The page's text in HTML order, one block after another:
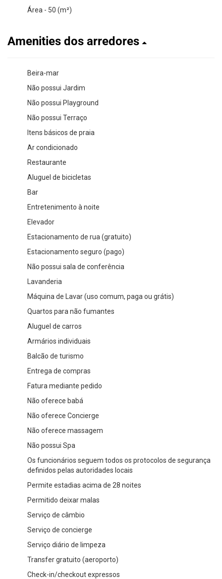
Área - 50 (m²)
Amenities dos arredores
Beira-mar
Não possui Jardim
Não possui Playground
Não possui Terraço
Itens básicos de praia
Ar condicionado
Restaurante
Aluguel de bicicletas
Bar
Entretenimento à noite
Elevador
Estacionamento de rua (gratuito)
Estacionamento seguro (pago)
Não possui sala de conferência
Lavanderia
Máquina de Lavar (uso comum, paga ou grátis)
Quartos para não fumantes
Aluguel de carros
Armários individuais
Balcão de turismo
Entrega de compras
Fatura mediante pedido
Não oferece babá
Não oferece Concierge
Não oferece massagem
Não possui Spa
Os funcionários seguem todos os protocolos de segurança
definidos pelas autoridades locais
Permite estadias acima de 28 noites
Permitido deixar malas
Serviço de câmbio
Serviço de concierge
Serviço diário de limpeza
Transfer gratuito (aeroporto)
Check-in/checkout expressos